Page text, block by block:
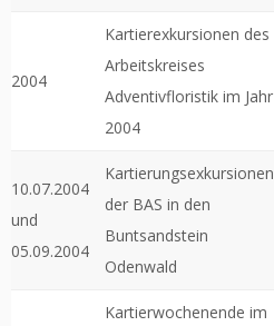
2004
Kartierexkursionen des
Arbeitskreises
Adventivfloristik im Jahr
2004
10.07.2004
und
05.09.2004
Kartierungsexkursionen
der BAS in den
Buntsandstein
Odenwald
Kartierwochenende im